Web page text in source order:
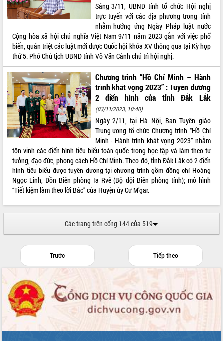
Phó Chủ tịch Thường trực UBND tỉnh
Hồ Thị Nguyên Thảo làm việc tại Trung
tâm Phục vụ hành chính công xã Ea
Phê
Xây dựng nền hành chính số đồng
hành cùng nông dân dân, doanh nghiệp
Giai đoạn 2026-2030, Đắk Lắk phấn
đấu có 77% xã đạt chuẩn nông thôn
mới
Chuyển đổi số 'mở đường' cho nông
nghiệp Đắk Lắk tăng trưởng bứt phá
Triển khai đồng bộ đo đạc, lập hồ sơ
địa chính, hoàn thiện cơ sở dữ liệu đất
Ứng dụng sinh trắc học - Bước tiến
trong hành trình chuyển đổi số tại Đắk
Lắk
Đắk Lắk nâng cao hiệu quả công tác
Đắk Lắk đẩy mạnh nuôi biển công
nghệ, hướng tới phát triển thủy sản
Tập huấn nâng cao năng lực triển khai
chuyển đổi số cho cán bộ, công chức
cấp xã
Quyền của người tiêu dùng Việt Nam
2026
Đẩy mạnh cải cách hành chính, quyết
tâm đạt được mục tiêu tăng trưởng
hai con số trong năm 2026
Sáng 3/11, UBND tỉnh tổ chức Hội nghị
trực tuyến với các địa phương trong tỉnh
nhằm hưởng ứng Ngày Pháp luật nước
Cộng hòa xã hội chủ nghĩa Việt Nam 9/11 năm 2023 gắn với việc phổ
biến, quán triệt các luật mới được Quốc hội khóa XV thông qua tại Kỳ họp
thứ 5. Phó Chủ tịch UBND tỉnh Võ Văn Cảnh chủ trì hội nghị.
Chương trình “Hồ Chí Minh – Hành
trình khát vọng 2023” : Tuyên dương
2 điển hình của tỉnh Đắk Lắk
(03/11/2023, 10:40)
Ngày 2/11, tại Hà Nội, Ban Tuyên giáo
Trung ương tổ chức Chương trình “Hồ Chí
Minh - Hành trình khát vọng 2023” nhằm
tôn vinh các điển hình tiêu biểu toàn quốc trong học tập và làm theo tư
tưởng, đạo đức, phong cách Hồ Chí Minh. Theo đó, tỉnh Đắk Lắk có 2 điển
hình tiêu biểu được tuyên dương tại chương trình gồm đồng chí Hoàng
Ngọc Linh, Đồn Biên phòng Ia Rvê (Bộ đội Biên phòng tỉnh); mô hình
“Tiết kiệm làm theo lời Bác” của Huyện ủy Cư M’gar.
Các trang trên cổng 144 của 519
Trước Tiếp theo